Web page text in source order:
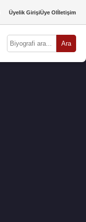
Üyelik GirişiÜye Olİletişim
Ara